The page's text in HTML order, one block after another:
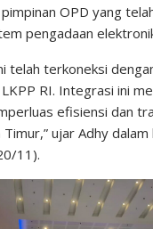
OPD yang
pengadaan
telah terkoneksi
RI. Integrasi ini
efisiensi dan
Timur,” ujar Adhy
11).